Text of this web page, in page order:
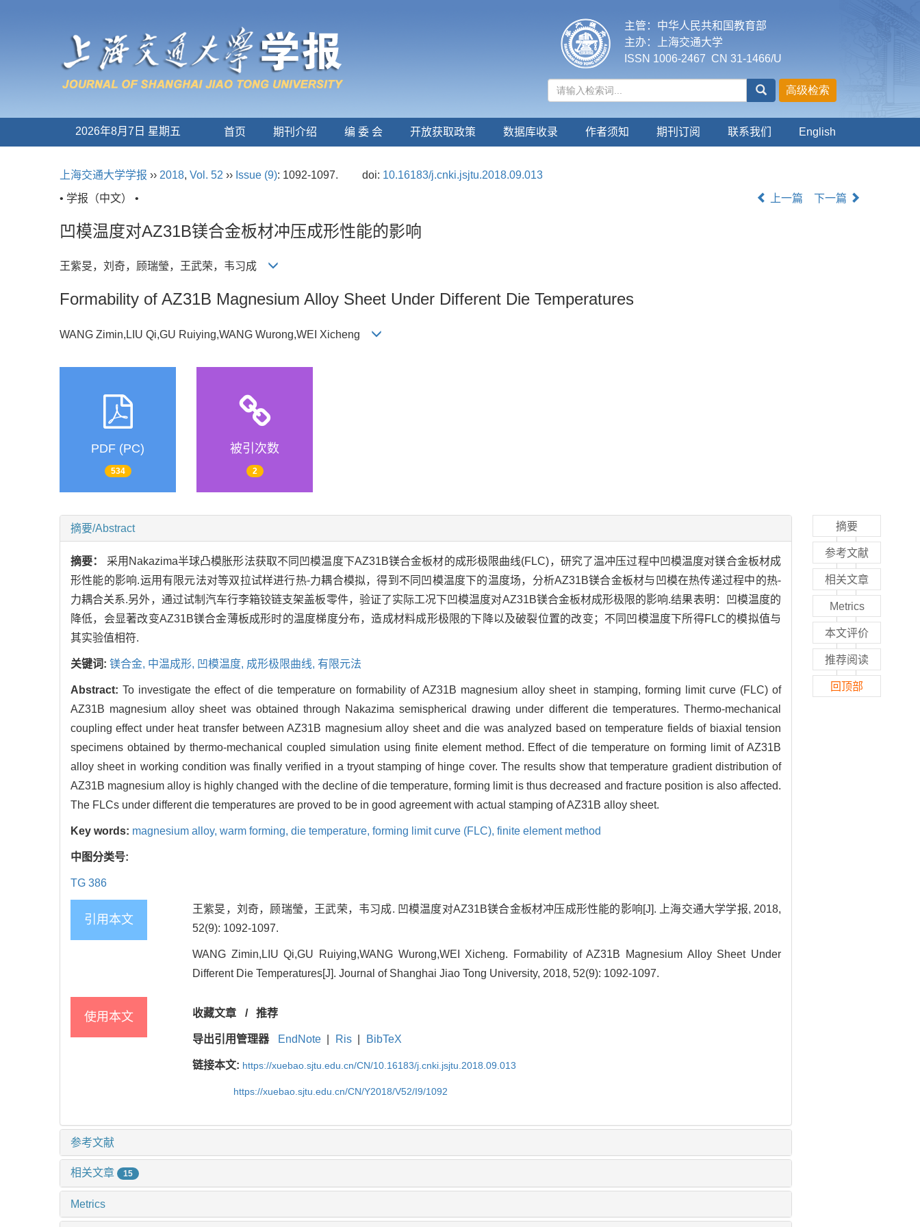
主管：中华人民共和国教育部
主办：上海交通大学
ISSN 1006-2467 CN 31-1466/U
2026年8月7日 星期五 首页 期刊介绍 编 委 会 开放获取政策 数据库收录 作者须知 期刊订阅 联系我们 English
上海交通大学学报 ›› 2018, Vol. 52 ›› Issue (9): 1092-1097. doi: 10.16183/j.cnki.jsjtu.2018.09.013
• 学报（中文） •
上一篇 下一篇
凹模温度对AZ31B镁合金板材冲压成形性能的影响
王紫旻，刘奇，顾瑞瑩，王武荣，韦习成
Formability of AZ31B Magnesium Alloy Sheet Under Different Die Temperatures
WANG Zimin,LIU Qi,GU Ruiying,WANG Wurong,WEI Xicheng
PDF (PC)
534
被引次数
2
摘要/Abstract
摘要： 采用Nakazima半球凸模胀形法获取不同凹模温度下AZ31B镁合金板材的成形极限曲线(FLC)，研究了温冲压过程中凹模温度对镁合金板材成
形性能的影响.运用有限元法对等双拉试样进行热-力耦合模拟，得到不同凹模温度下的温度场，分析AZ31B镁合金板材与凹模在热传递过程中的热-
力耦合关系.另外，通过试制汽车行李箱铰链支架盖板零件，验证了实际工况下凹模温度对AZ31B镁合金板材成形极限的影响.结果表明：凹模温度的
降低，会显著改变AZ31B镁合金薄板成形时的温度梯度分布，造成材料成形极限的下降以及破裂位置的改变；不同凹模温度下所得FLC的模拟值与
其实验值相符.
关键词: 镁合金, 中温成形, 凹模温度, 成形极限曲线, 有限元法
Abstract:To investigate the effect of die temperature on formability of AZ31B magnesium alloy sheet in stamping, forming limit curve (FLC) of
AZ31B magnesium alloy sheet was obtained through Nakazima semispherical drawing under different die temperatures. Thermo-mechanical
coupling effect under heat transfer between AZ31B magnesium alloy sheet and die was analyzed based on temperature fields of biaxial tension
specimens obtained by thermo-mechanical coupled simulation using finite element method. Effect of die temperature on forming limit of AZ31B
alloy sheet in working condition was finally verified in a tryout stamping of hinge cover. The results show that temperature gradient distribution of
AZ31B magnesium alloy is highly changed with the decline of die temperature, forming limit is thus decreased and fracture position is also affected.
The FLCs under different die temperatures are proved to be in good agreement with actual stamping of AZ31B alloy sheet.
Key words: magnesium alloy, warm forming, die temperature, forming limit curve (FLC), finite element method
中图分类号:
TG 386
引用本文
王紫旻，刘奇，顾瑞瑩，王武荣，韦习成. 凹模温度对AZ31B镁合金板材冲压成形性能的影响[J]. 上海交通大学学报, 2018,
52(9): 1092-1097.
WANG Zimin,LIU Qi,GU Ruiying,WANG Wurong,WEI Xicheng. Formability of AZ31B Magnesium Alloy Sheet Under
Different Die Temperatures[J]. Journal of Shanghai Jiao Tong University, 2018, 52(9): 1092-1097.
使用本文 收藏文章 / 推荐
导出引用管理器 EndNote Ris BibTeX
链接本文: https://xuebao.sjtu.edu.cn/CN/10.16183/j.cnki.jsjtu.2018.09.013
https://xuebao.sjtu.edu.cn/CN/Y2018/V52/I9/1092
参考文献
相关文章 15
Metrics
摘要
参考文献
相关文章
Metrics
本文评价
推荐阅读
回顶部